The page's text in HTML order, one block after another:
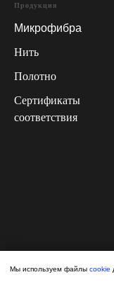
Продукция
Микрофибра
Нить
Полотно
Сертификаты
соответствия
Мы используем файлы cookie